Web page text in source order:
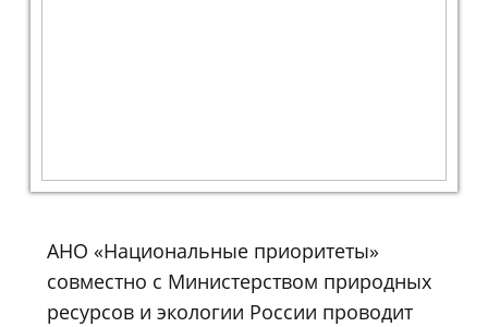
АНО «Национальные приоритеты»
совместно с Министерством природных
ресурсов и экологии России проводит